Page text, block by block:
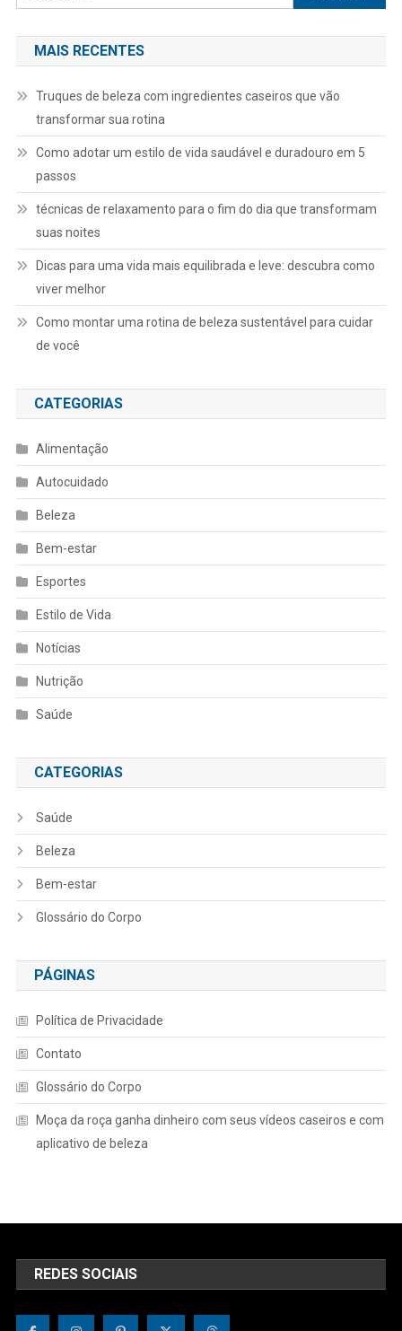
por:
MAIS RECENTES
Truques de beleza com ingredientes caseiros que vão
transformar sua rotina
Como adotar um estilo de vida saudável e duradouro em 5
passos
técnicas de relaxamento para o fim do dia que transformam
suas noites
Dicas para uma vida mais equilibrada e leve: descubra como
viver melhor
Como montar uma rotina de beleza sustentável para cuidar
de você
CATEGORIAS
Alimentação
Autocuidado
Beleza
Bem-estar
Esportes
Estilo de Vida
Notícias
Nutrição
Saúde
CATEGORIAS
Saúde
Beleza
Bem-estar
Glossário do Corpo
PÁGINAS
Política de Privacidade
Contato
Glossário do Corpo
Moça da roça ganha dinheiro com seus vídeos caseiros e com
aplicativo de beleza
REDES SOCIAIS